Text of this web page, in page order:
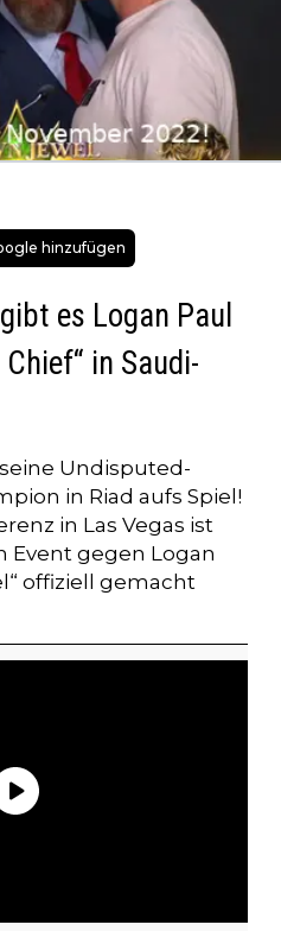
hinzufügen
es Logan Paul
in Saudi-
Undisputed-
in Riad aufs Spiel!
in Las Vegas ist
Event gegen Logan
offiziell gemacht